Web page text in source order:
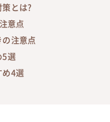
とは?
意点
注意点
5選
め4選